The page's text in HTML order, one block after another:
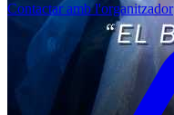
Contactar amb l'organitzador